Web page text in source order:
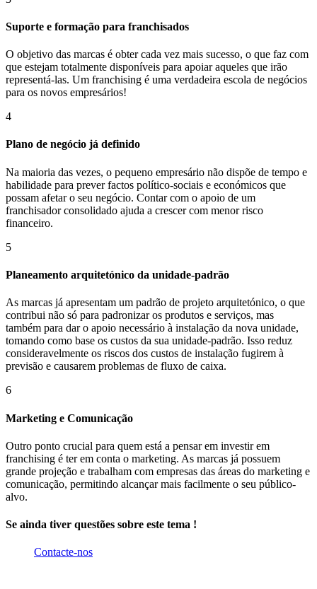
Suporte e formação para franchisados
O objetivo das marcas é obter cada vez mais sucesso, o que faz com
que estejam totalmente disponíveis para apoiar aqueles que irão
representá-las. Um franchising é uma verdadeira escola de negócios
para os novos empresários!
4
Plano de negócio já definido
Na maioria das vezes, o pequeno empresário não dispõe de tempo e
habilidade para prever factos político-sociais e económicos que
possam afetar o seu negócio. Contar com o apoio de um
franchisador consolidado ajuda a crescer com menor risco
financeiro.
5
Planeamento arquitetónico da unidade-padrão
As marcas já apresentam um padrão de projeto arquitetónico, o que
contribui não só para padronizar os produtos e serviços, mas
também para dar o apoio necessário à instalação da nova unidade,
tomando como base os custos da sua unidade-padrão. Isso reduz
consideravelmente os riscos dos custos de instalação fugirem à
previsão e causarem problemas de fluxo de caixa.
6
Marketing e Comunicação
Outro ponto crucial para quem está a pensar em investir em
franchising é ter em conta o marketing. As marcas já possuem
grande projeção e trabalham com empresas das áreas do marketing e
comunicação, permitindo alcançar mais facilmente o seu público-
alvo.
Se ainda tiver questões sobre este tema !
Contacte-nos